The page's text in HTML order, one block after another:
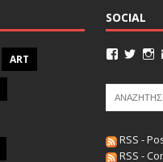
ART
SOCIAL
RSS -
RSS -